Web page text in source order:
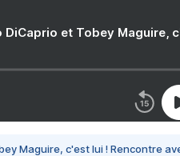
DiCaprio et Tobey Maguire,
Maguire, c'est lui ! Rencontre